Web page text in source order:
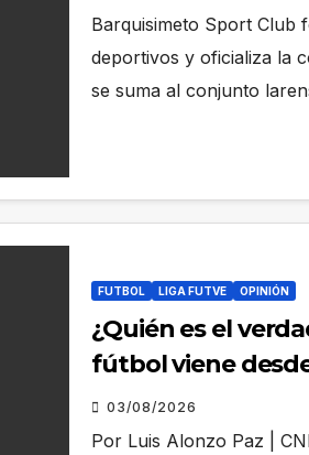
Barquisimeto Sport Club
deportivos y oficializa la
se suma al conjunto
FUTBOL LIGA FUTVE OPINIÓN
¿Quién es el
fútbol viene
03/08/2026
Por Luis Alonzo Paz |